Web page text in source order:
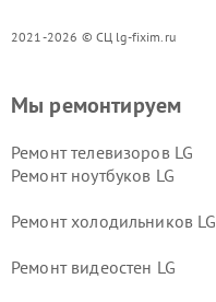
2021-2026 © СЦ lg-fixim.ru
Мы ремонтируем
Ремонт телевизоров LG
Ремонт ноутбуков LG
Ремонт холодильников LG
Ремонт видеостен LG